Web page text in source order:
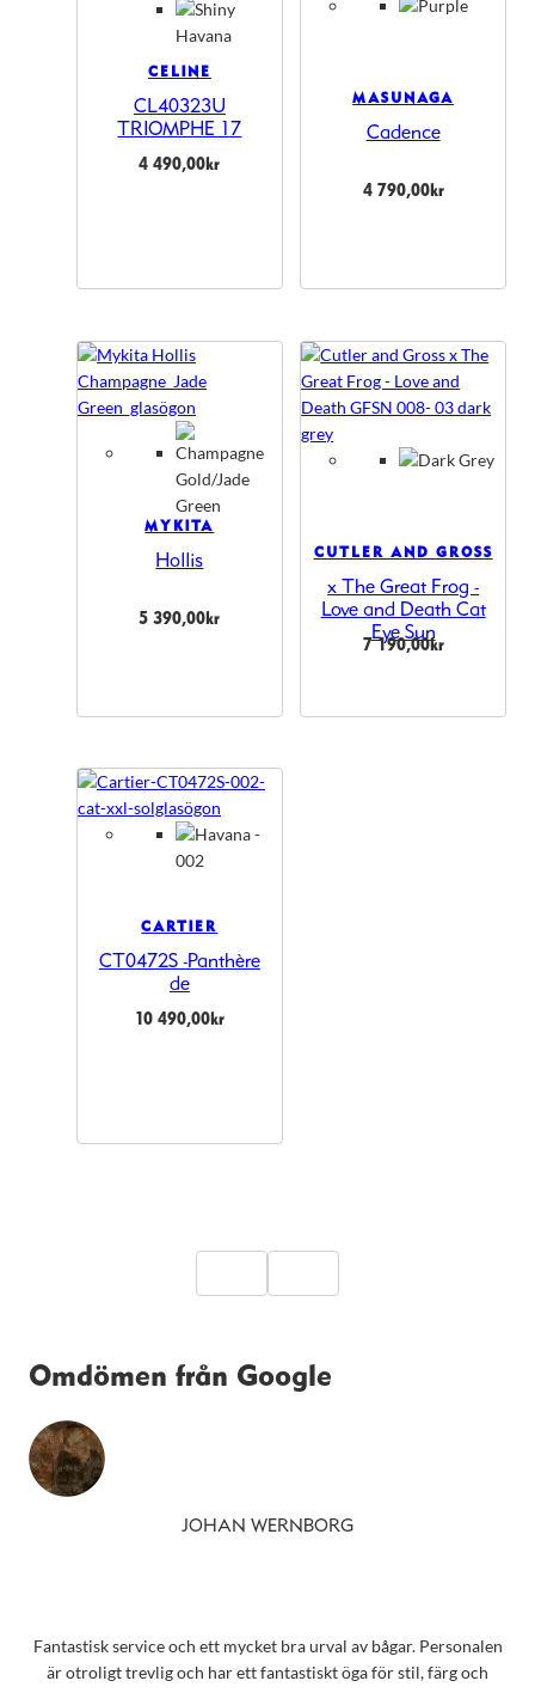
CELINE
CL40323U
TRIOMPHE 17
4 490,00 kr
MASUNAGA
Cadence
4 790,00kr
MYKITA
Hollis
5 390,00 kr
CUTLER AND GROSS
x The Great Frog -
Love and Death Cat
Eye Sun
7 190,00kr
CARTIER
CT0472S -Panthère
de
10 490,00kr
Omdömen från Google
JOHAN WERNBORG
Fantastisk service och ett mycket bra urval av bågar. Personalen
är otroligt trevlig och har ett fantastiskt öga för stil, färg och